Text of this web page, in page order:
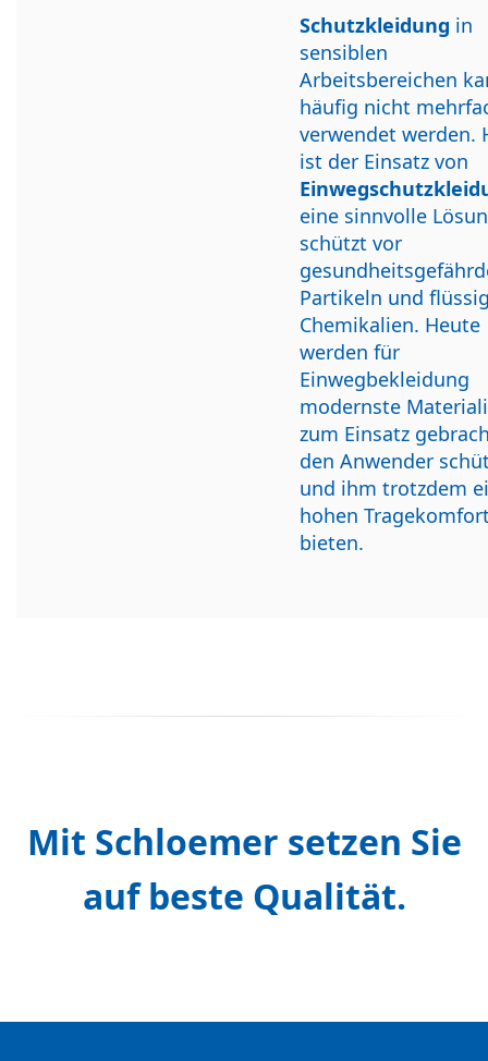
Schutzkleidung in
sensiblen
Arbeitsbereichen
häufig nicht
verwendet werden.
ist der Einsatz von
eine sinnvolle
schützt vor
Partikeln und
Chemikalien. Heute
werden für
Einwegbekleidung
modernste
zum Einsatz
den Anwender
und ihm trotzdem
hohen
bieten.
Mit Schloemer setzen Sie
auf beste Qualität.